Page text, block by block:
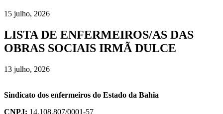
15 julho, 2026
LISTA DE ENFERMEIROS/AS DAS
OBRAS SOCIAIS IRMÃ DULCE
13 julho, 2026
Sindicato dos enfermeiros do Estado da Bahia
CNPJ: 14.108.807/0001-57